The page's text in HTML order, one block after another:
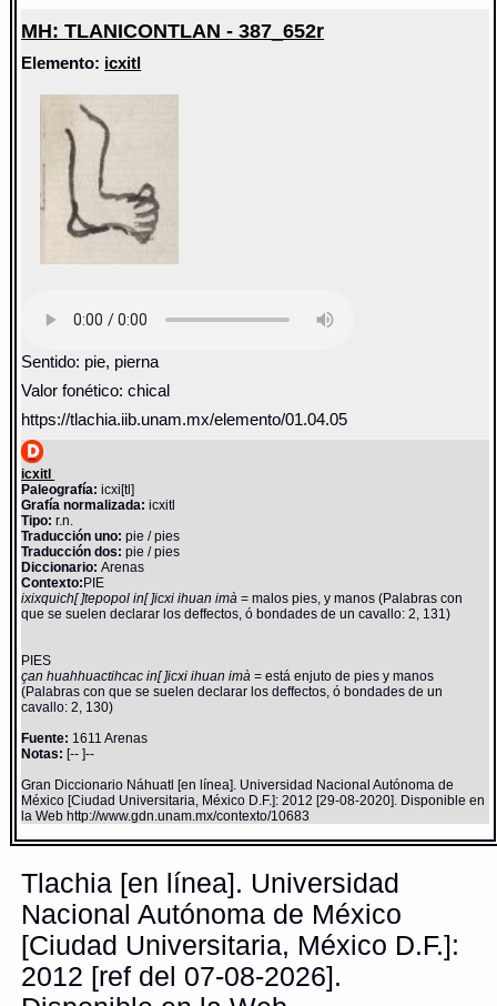
MH: TLANICONTLAN - 387_652r
Elemento: icxitl
Sentido: pie, pierna
Valor fonético: chical
https://tlachia.iib.unam.mx/elemento/01.04.05
icxitl
Paleografía: icxi[tl]
Grafía normalizada: icxitl
Tipo: r.n.
Traducción uno: pie / pies
Traducción dos: pie / pies
Diccionario:Arenas
Contexto: PIE
ixixquich[ ]tepopol in[ ]icxi ihuan imà= malos pies, y manos (Palabras con
que se suelen declarar los deffectos, ó bondades de un cavallo: 2, 131)
PIES
çan huahhuactihcac in[ ]icxi ihuan imà= está enjuto de pies y manos
(Palabras con que se suelen declarar los deffectos, ó bondades de un
cavallo: 2, 130)
Fuente: 1611 Arenas
Notas: [-- ]--
Gran Diccionario Náhuatl [en línea]. Universidad Nacional Autónoma de
México [Ciudad Universitaria, México D.F.]: 2012 [29-08-2020]. Disponible en
la Web http://www.gdn.unam.mx/contexto/10683
Tlachia [en línea]. Universidad
Nacional Autónoma de México
[Ciudad Universitaria, México D.F.]:
2012 [ref del 07-08-2026].